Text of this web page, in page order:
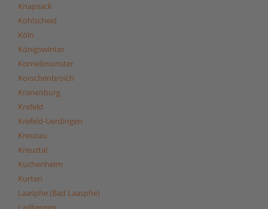
Knapsack
Kohlscheid
Köln
Königswinter
Kornelimünster
Korschenbroich
Kranenburg
Krefeld
Krefeld-Uerdingen
Kreuzau
Kreuztal
Kuchenheim
Kurten
Laasphe (Bad Laasphe)